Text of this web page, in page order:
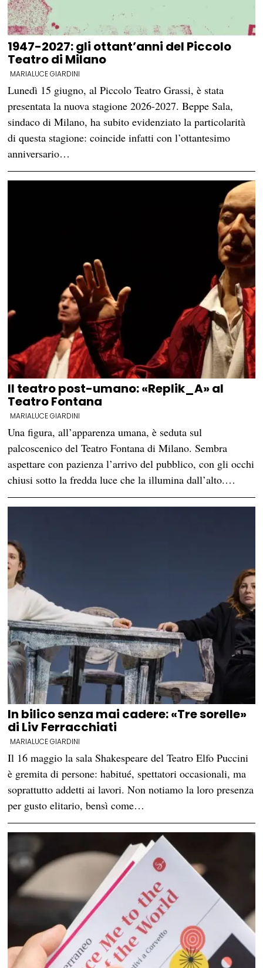
1947-2027: gli ottant’anni del Piccolo
Teatro di Milano
MARIALUCE GIARDINI
Lunedì 15 giugno, al Piccolo Teatro Grassi, è stata
presentata la nuova stagione 2026-2027. Beppe Sala,
sindaco di Milano, ha subito evidenziato la particolarità
di questa stagione: coincide infatti con l’ottantesimo
anniversario…
Il teatro post-umano: «Replik_A» al
Teatro Fontana
MARIALUCE GIARDINI
Una figura, all’apparenza umana, è seduta sul
palcoscenico del Teatro Fontana di Milano. Sembra
aspettare con pazienza l’arrivo del pubblico, con gli occhi
chiusi sotto la fredda luce che la illumina dall’alto.…
In bilico senza mai cadere: «Tre sorelle»
di Liv Ferracchiati
MARIALUCE GIARDINI
Il 16 maggio la sala Shakespeare del Teatro Elfo Puccini
è gremita di persone: habitué, spettatori occasionali, ma
soprattutto addetti ai lavori. Non notiamo la loro presenza
per gusto elitario, bensì come…